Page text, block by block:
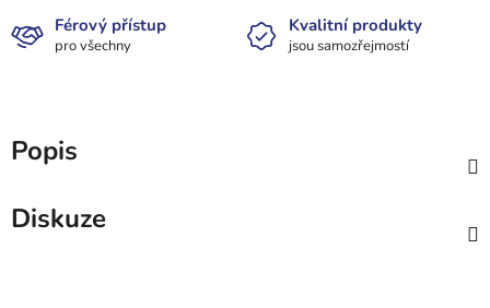
Férový přístup
pro všechny
Kvalitní produkty
jsou samozřejmostí
Popis
Diskuze